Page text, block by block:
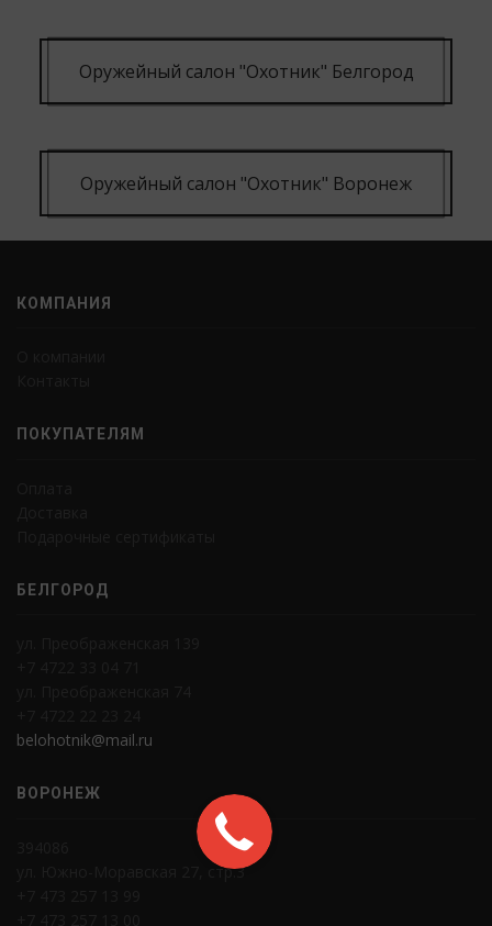
Оружейный салон "Охотник" Белгород
Оружейный салон "Охотник" Воронеж
КОМПАНИЯ
ПОКУПАТЕЛЯМ
БЕЛГОРОД
belohotnik@mail.ru
ВОРОНЕЖ
ул. Южно-Моравская 27, стр.3